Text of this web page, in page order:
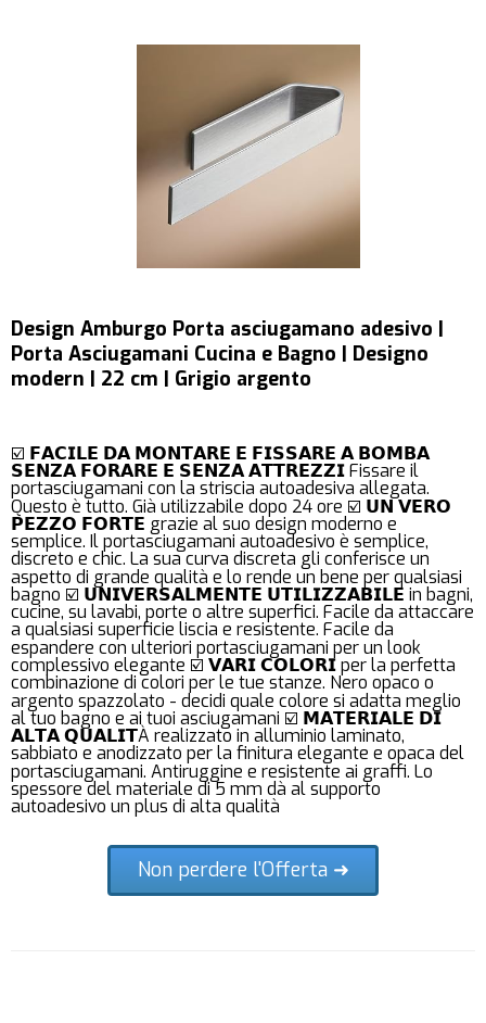
Design Amburgo Porta asciugamano adesivo |
Porta Asciugamani Cucina e Bagno | Designo
modern | 22 cm | Grigio argento
☑️ 𝗙𝗔𝗖𝗜𝗟𝗘 𝗗𝗔 𝗠𝗢𝗡𝗧𝗔𝗥𝗘 𝗘 𝗙𝗜𝗦𝗦𝗔𝗥𝗘 𝗔 𝗕𝗢𝗠𝗕𝗔
𝗦𝗘𝗡𝗭𝗔 𝗙𝗢𝗥𝗔𝗥𝗘 𝗘 𝗦𝗘𝗡𝗭𝗔 𝗔𝗧𝗧𝗥𝗘𝗭𝗭𝗜 Fissare il
portasciugamani con la striscia autoadesiva allegata.
Questo è tutto. Già utilizzabile dopo 24 ore ☑️ 𝗨𝗡 𝗩𝗘𝗥𝗢
𝗣𝗘𝗭𝗭𝗢 𝗙𝗢𝗥𝗧𝗘 grazie al suo design moderno e
semplice. Il portasciugamani autoadesivo è semplice,
discreto e chic. La sua curva discreta gli conferisce un
aspetto di grande qualità e lo rende un bene per qualsiasi
bagno ☑️ 𝗨𝗡𝗜𝗩𝗘𝗥𝗦𝗔𝗟𝗠𝗘𝗡𝗧𝗘 𝗨𝗧𝗜𝗟𝗜𝗭𝗭𝗔𝗕𝗜𝗟𝗘 in bagni,
cucine, su lavabi, porte o altre superfici. Facile da attaccare
a qualsiasi superficie liscia e resistente. Facile da
espandere con ulteriori portasciugamani per un look
complessivo elegante ☑️ 𝗩𝗔𝗥𝗜 𝗖𝗢𝗟𝗢𝗥𝗜 per la perfetta
combinazione di colori per le tue stanze. Nero opaco o
argento spazzolato - decidi quale colore si adatta meglio
al tuo bagno e ai tuoi asciugamani ☑️ 𝗠𝗔𝗧𝗘𝗥𝗜𝗔𝗟𝗘 𝗗𝗜
𝗔𝗟𝗧𝗔 𝗤𝗨𝗔𝗟𝗜𝗧À realizzato in alluminio laminato,
sabbiato e anodizzato per la finitura elegante e opaca del
portasciugamani. Antiruggine e resistente ai graffi. Lo
spessore del materiale di 5 mm dà al supporto
autoadesivo un plus di alta qualità
Non perdere l'Offerta ➜